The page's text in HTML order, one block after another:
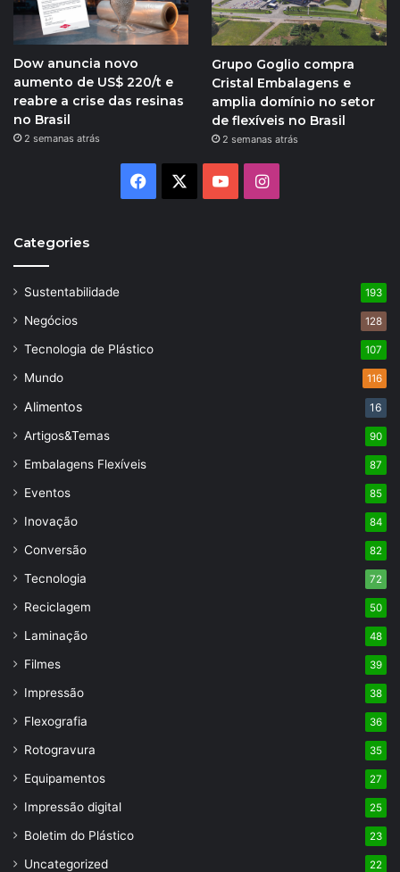
Dow anuncia novo
aumento de US$ 220/t e
reabre a crise das resinas
no Brasil
2 semanas atrás
Grupo Goglio compra
Cristal Embalagens e
amplia domínio no setor
de flexíveis no Brasil
2 semanas atrás
Facebook YouTubeInstagram
Categories
Sustentabilidade 193
Negócios 128
Tecnologia de Plástico 107
Mundo 116
Alimentos 16
Artigos&Temas 90
Embalagens Flexíveis 87
Eventos 85
Inovação 84
Conversão 82
Tecnologia 72
Reciclagem 50
Laminação 48
Filmes 39
Impressão 38
Flexografia 36
Rotogravura 35
Equipamentos 27
Impressão digital 25
Boletim do Plástico 23
Uncategorized 22